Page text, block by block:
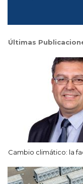
Últimas
Cambio climático: la